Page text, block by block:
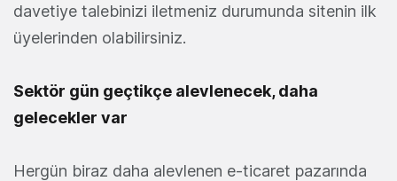
davetiye talebinizi iletmeniz durumunda sitenin ilk
üyelerinden olabilirsiniz.
Sektör gün geçtikçe alevlenecek, daha
gelecekler var
Hergün biraz daha alevlenen e-ticaret pazarında